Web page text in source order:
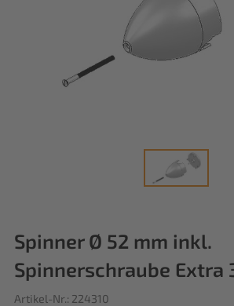
Spinner Ø 52 mm inkl.
Spinnerschraube Extra
Artikel-Nr.: 224310